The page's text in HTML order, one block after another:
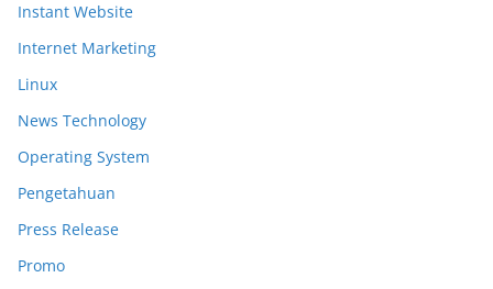
Instant Website
Internet Marketing
Linux
News Technology
Operating System
Pengetahuan
Press Release
Promo